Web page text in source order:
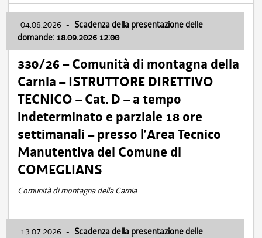
04.08.2026 - Scadenza della presentazione delle
domande: 18.09.2026 12:00
330/26 – Comunità di montagna della
Carnia – ISTRUTTORE DIRETTIVO
TECNICO – Cat. D – a tempo
indeterminato e parziale 18 ore
settimanali – presso l’Area Tecnico
Manutentiva del Comune di
COMEGLIANS
Comunità di montagna della Carnia
13.07.2026 - Scadenza della presentazione delle